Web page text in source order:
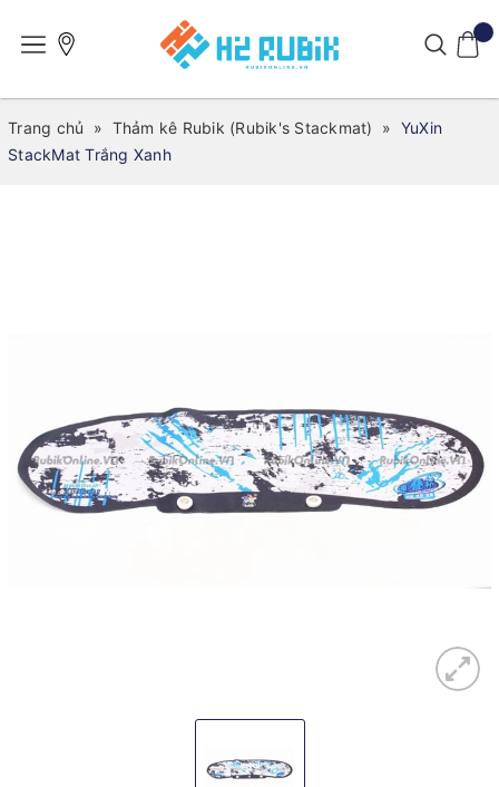
Trang chủ » Thảm kê Rubik (Rubik's Stackmat) » YuXin
StackMat Trắng Xanh